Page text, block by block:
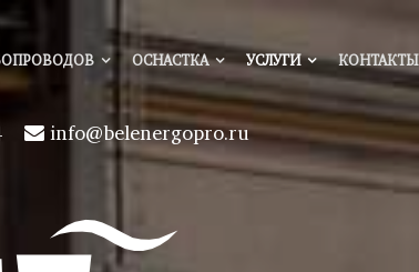
ОСНАСТКА УСЛУГИ КОНТАКТЫ
info@belenergopro.ru